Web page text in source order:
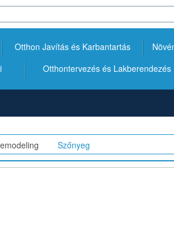
Otthon Javítás és Karbantartás
Otthontervezés és Lakberendezés
Szőnyeg